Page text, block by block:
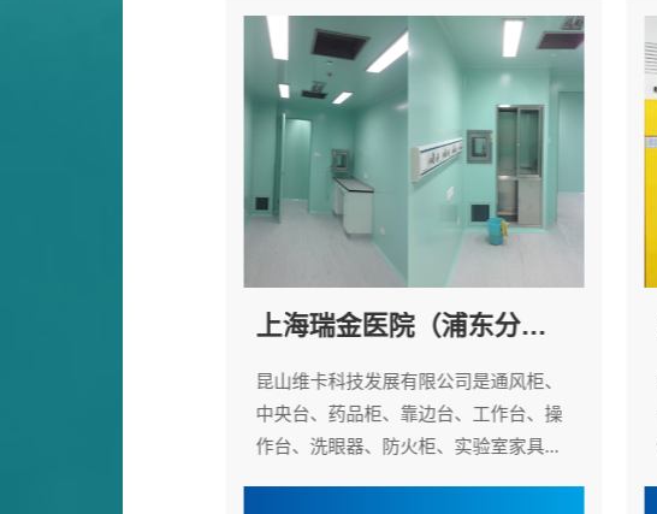
上海瑞金医院（浦东分院）
昆山维卡科技发展有限公司是通风柜、
中央台、药品柜、靠边台、工作台、操
作台、洗眼器、防火柜、实验室家具...